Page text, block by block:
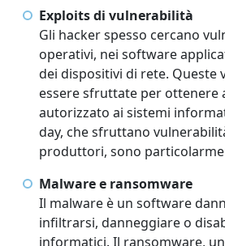
Exploits di vulnerabilità
Gli hacker spesso cercano
operativi, nei software
dei dispositivi di rete. Queste
essere sfruttate per ottenere
autorizzato ai sistemi
day, che sfruttano
produttori, sono
Malware e ransomware
Il malware è un software
infiltrarsi, danneggiare o
informatici. Il ransomware,